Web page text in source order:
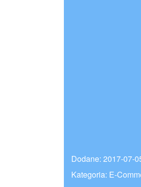
Dodane: 2017-07-
Kategoria: E-